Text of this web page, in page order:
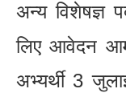
अन्य विशेषज्ञ
लिए आवेदन
अभ्यर्थी 3